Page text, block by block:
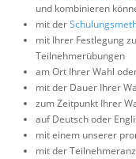
und kombinieren
mit der
mit Ihrer Festlegung
Teilnehmerübungen
am Ort Ihrer Wahl
mit der Dauer Ihrer
zum Zeitpunkt Ihrer
auf Deutsch oder
mit einem unserer
mit der